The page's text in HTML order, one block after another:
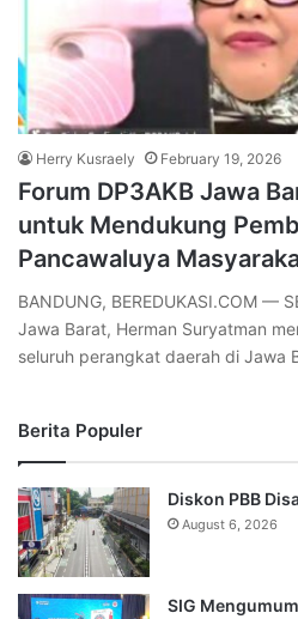
Herry Kusraely February 19, 2026
Forum DP3AKB Jawa
untuk Mendukung
Pancawaluya
BANDUNG, BEREDUKASI.COM —
Jawa Barat, Herman Suryatman
seluruh perangkat daerah di Jawa
Berita Populer
Diskon PBB
August 6, 2026
SIG